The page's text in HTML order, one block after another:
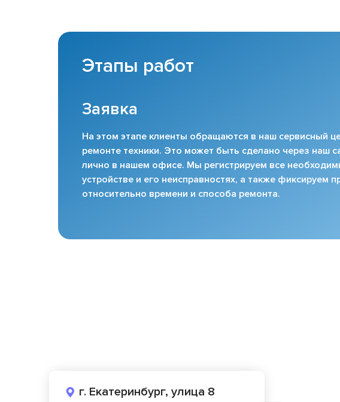
Этапы работ
Заявка
На этом этапе клиенты обращаются в наш сервисный
ремонте техники. Это может быть сделано через наш
лично в нашем офисе. Мы регистрируем все
устройстве и его неисправностях, а также фиксируем
относительно времени и способа ремонта.
г. Екатеринбург, улица 8